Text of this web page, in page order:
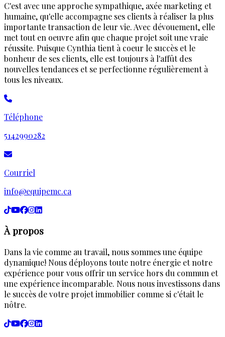
C'est avec une approche sympathique, axée marketing et
humaine, qu'elle accompagne ses clients à réaliser la plus
importante transaction de leur vie. Avec dévouement, elle
met tout en oeuvre afin que chaque projet soit une vraie
réussite. Puisque Cynthia tient à coeur le succès et le
bonheur de ses clients, elle est toujours à l'affût des
nouvelles tendances et se perfectionne régulièrement à
tous les niveaux.
Téléphone
5142990282
Courriel
info@equipemc.ca
À propos
Dans la vie comme au travail, nous sommes une équipe
dynamique! Nous déployons toute notre énergie et notre
expérience pour vous offrir un service hors du commun et
une expérience incomparable. Nous nous investissons dans
le succès de votre projet immobilier comme si c'était le
nôtre.